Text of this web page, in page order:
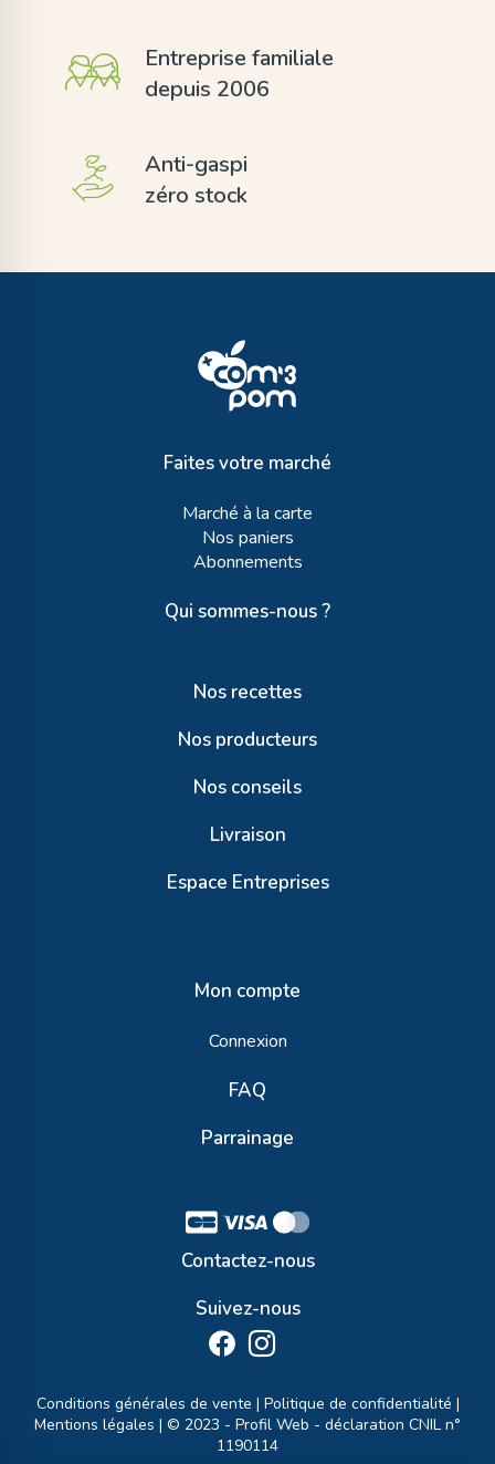
Entreprise familiale
depuis 2006
Anti-gaspi
zéro stock
Faites votre marché
Marché à la carte
Nos paniers
Abonnements
Qui sommes-nous ?
Nos recettes
Nos producteurs
Nos conseils
Livraison
Espace Entreprises
Mon compte
Connexion
FAQ
Parrainage
Contactez-nous
Suivez-nous
Conditions générales de vente | Politique de confidentialité |
Mentions légales | © 2023 - Profil Web - déclaration CNIL n°
1190114